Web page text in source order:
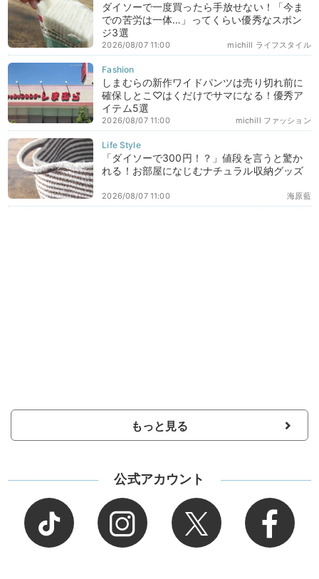
ダイソーで一度買ったら手放せない！「今ま
での苦労は一体…」ってくらい優秀なスポン
ジ3選
michill ライフスタイル
2026/08/07 11:00
しまむらの新作ワイドパンツは売り切れ前に
確保しとこ♡はくだけでサマになる！優秀ア
イテム5選
michill ファッション
2026/08/07 11:00
「ダイソーで300円！？」値段を言うと驚か
れる！お部屋になじむナチュラル収納グッズ
海原藍
2026/08/07 11:00
もっと見る
公式アカウント